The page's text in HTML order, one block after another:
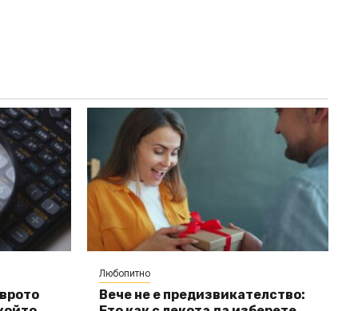
Любопитно
Вече не е предизвикателство: